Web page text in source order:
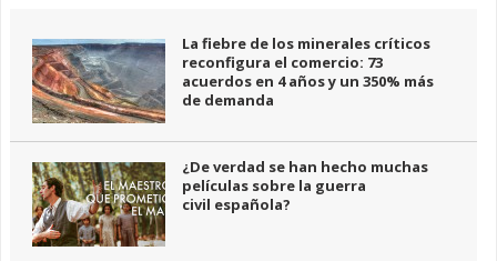
La fiebre de los minerales críticos
reconfigura el comercio: 73
acuerdos en 4 años y un 350% más
de demanda
¿De verdad se han hecho muchas
películas sobre la guerra
civil española?